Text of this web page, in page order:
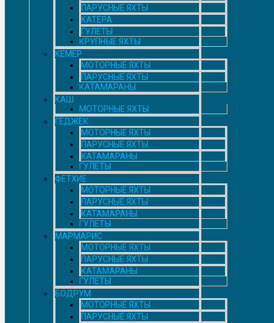
ПАРУСНЫЕ ЯХТЫ
КАТЕРА
ГУЛЕТЫ
КРУПНЫЕ ЯХТЫ
КЕМЕР
МОТОРНЫЕ ЯХТЫ
ПАРУСНЫЕ ЯХТЫ
КАТАМАРАНЫ
КАШ
МОТОРНЫЕ ЯХТЫ
ГЁДЖЕК
МОТОРНЫЕ ЯХТЫ
ПАРУСНЫЕ ЯХТЫ
КАТАМАРАНЫ
ГУЛЕТЫ
ФЕТХИЕ
МОТОРНЫЕ ЯХТЫ
ПАРУСНЫЕ ЯХТЫ
КАТАМАРАНЫ
ГУЛЕТЫ
МАРМАРИС
МОТОРНЫЕ ЯХТЫ
ПАРУСНЫЕ ЯХТЫ
КАТАМАРАНЫ
ГУЛЕТЫ
БОДРУМ
МОТОРНЫЕ ЯХТЫ
ПАРУСНЫЕ ЯХТЫ